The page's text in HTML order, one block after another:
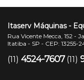
Itaserv Máquinas -
Rua Vicente Mecca, 152 -
Itatiba - SP - CEP: 13255-
(11) 4524-7607 (11)